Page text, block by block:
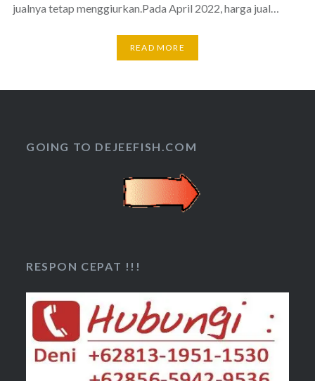
jualnya tetap menggiurkan.Pada April 2022, harga jual…
READ MORE
GOING TO DEJEEFISH.COM
RESPON CEPAT !!!